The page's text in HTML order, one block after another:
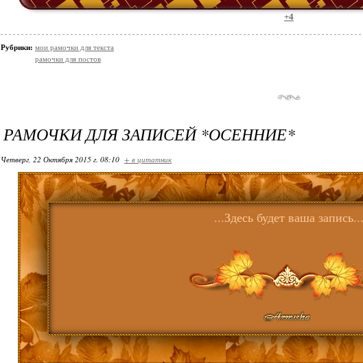
+4
Рубрики: мои рамочки для текста
рамочки для постов
РАМОЧКИ ДЛЯ ЗАПИСЕЙ *ОСЕННИЕ*
Четверг, 22 Октября 2015 г. 08:10 + в цитатник
...Здесь будет ваша запись...